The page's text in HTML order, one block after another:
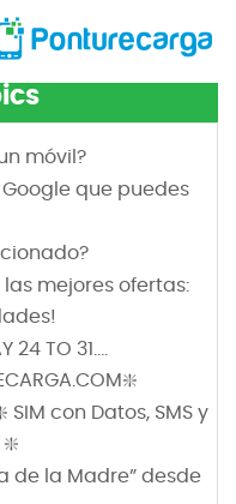
móvil?
que puedes
mejores ofertas:
24 TO 31.…
con Datos, SMS y
❇️
de la Madre” desde